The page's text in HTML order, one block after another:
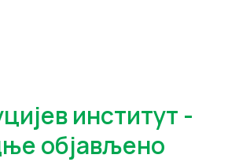
институт -
објављено